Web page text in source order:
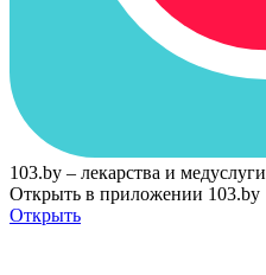
103.by – лекарства и медуслуги
Открыть в приложении 103.by
Открыть